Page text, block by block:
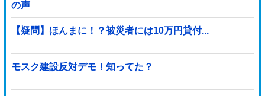
の声
【疑問】ほんまに！？被災者には10万円貸付...
モスク建設反対デモ！知ってた？